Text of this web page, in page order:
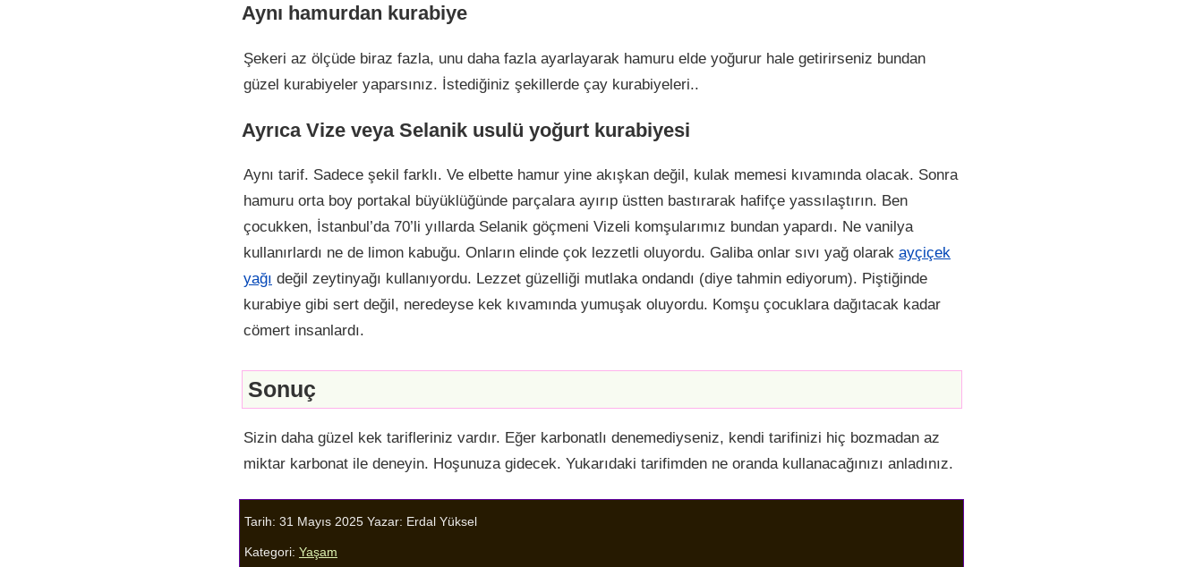
Aynı hamurdan kurabiye
Şekeri az ölçüde biraz fazla, unu daha fazla ayarlayarak hamuru elde yoğurur hale getirirseniz bundan
güzel kurabiyeler yaparsınız. İstediğiniz şekillerde çay kurabiyeleri..
Ayrıca Vize veya Selanik usulü yoğurt kurabiyesi
Aynı tarif. Sadece şekil farklı. Ve elbette hamur yine akışkan değil, kulak memesi kıvamında olacak. Sonra
hamuru orta boy portakal büyüklüğünde parçalara ayırıp üstten bastırarak hafifçe yassılaştırın. Ben
çocukken, İstanbul’da 70’li yıllarda Selanik göçmeni Vizeli komşularımız bundan yapardı. Ne vanilya
kullanırlardı ne de limon kabuğu. Onların elinde çok lezzetli oluyordu. Galiba onlar sıvı yağ olarak ayçiçek
yağı değil zeytinyağı kullanıyordu. Lezzet güzelliği mutlaka ondandı (diye tahmin ediyorum). Piştiğinde
kurabiye gibi sert değil, neredeyse kek kıvamında yumuşak oluyordu. Komşu çocuklara dağıtacak kadar
cömert insanlardı.
Sonuç
Sizin daha güzel kek tarifleriniz vardır. Eğer karbonatlı denemediyseniz, kendi tarifinizi hiç bozmadan az
miktar karbonat ile deneyin. Hoşunuza gidecek. Yukarıdaki tarifimden ne oranda kullanacağınızı anladınız.
Tarih: 31 Mayıs 2025 Yazar: Erdal Yüksel
Kategori: Yaşam